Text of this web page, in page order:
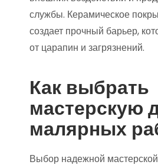
службы. Керамическое
создает прочный барьер,
от царапин и загрязнений.
Как выбрать
мастерскую
малярных
Выбор надежной